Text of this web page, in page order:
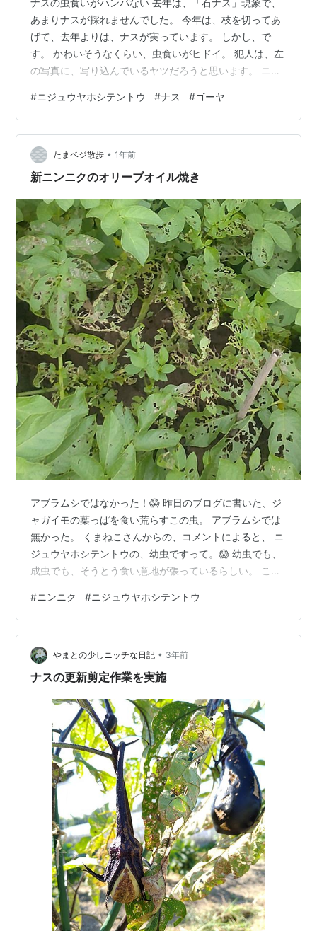
あまりナスが採れませんでした。 今年は、枝を切ってあ
げて、去年よりは、ナスが実っています。 しかし、で
す。 かわいそうなくらい、虫食いがヒドイ。 犯人は、左
の写真に、写り込んでいるヤツだろうと思います。 ニジ
大量発生していました。 ジャガイモ畑の隣が、この、ナ
スがある場所なんですよ。 成虫になって、今度は、ナス
に、また悪さをしていました。 ビニ手をしていましたの
で、プチプチ退治しました。 奴らは、鈍くて（たぶん、
食い意地が張っていて）葉っぱから動かないので、退治
#ニジュウヤホシテントウ #ナス #ゴーヤ
たまベジ散歩 • 1年前
新ニンニクのオリーブオイル焼き
アブラムシではなかった！😱 昨日のブログに書いた、ジ
ャガイモの葉っぱを食い荒らすこの虫。 アブラムシでは
無かった。 くまねこさんからの、コメントによると、 ニ
ジュウヤホシテントウの、幼虫ですって。😱 幼虫でも、
成虫でも、そうとう食い意地が張っているらしい。 こん
と、ジャガイモ掘りがコワい。 ニンニクの収穫 今年（と
いうか、去年の１１月）、初めて、ニンニクを植えまし
た。 玉ネギのマルチが、余ったので。 ６月５日の、ニン
ニクコーナー。 まだ、茎が倒れてはいなかったけど、そ
の時、２０本抜きました。 干してから、アミに入れ、吊
#ニンニク #ニジュウヤホシテントウ
やまとの少しニッチな日記 • 3年前
ナスの更新剪定作業を実施